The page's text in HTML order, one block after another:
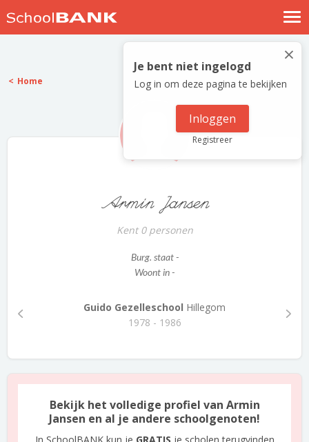
Nostalgische verhalen
Log in
Meld je gratis aan
×
Je bent niet ingelogd
Log in om deze pagina te bekijken
Inloggen
Registreer
Home
Armin Jansen
Kent 0 personen
Burg. staat -
Woont in -
Guido Gezelleschool Hillegom
1978 - 1986
Bekijk het volledige profiel van Armin
Jansen en al je andere schoolgenoten!